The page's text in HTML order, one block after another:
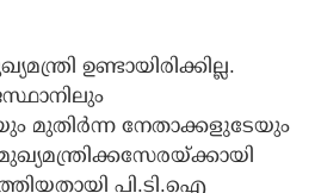
ഉണ്ടായിരിക്കില്ല.
മുതിര്‍ന്ന നേതാക്കളുടേയും
പി.ടി.ഐ